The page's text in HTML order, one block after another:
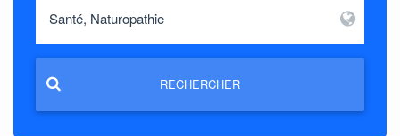
RECHERCHER